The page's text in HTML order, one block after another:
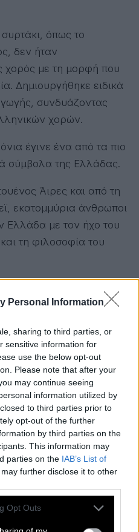
Personal Information
sharing to third parties, or
sensitive information for
use the below opt-out
Please note that after your
may continue seeing
information utilized by
to third parties prior to
opt-out of the further
by third parties on the
This information may
parties on the IAB’s List of
further disclose it to other
uses one or more Google
Opt Outs
όπως το
δεν ήταν
χορός με τη μορφή που
Δημιουργήθηκε ειδικά
συνδυάζοντας
χορών.
έγινε ένα από τα πιο
σύμβολα της Ελλάδας.
Άιρες και από τη
εκατομμύρια άνθρωποι
Ελλάδα με τον ήχο του
τη φιλοσοφία του
πρεσβευτές της
ο κόσμος
απλώς ένα τοπίο ή
ιδέα.
να τη ζεις με πάθος.
τέλος.
σταθεί ξανά στα πόδια
χαμένα.